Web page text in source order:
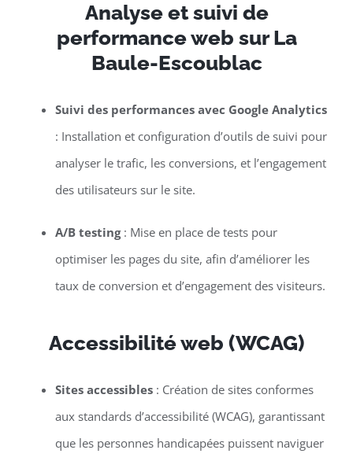
Analyse et suivi de
performance web sur La
Baule-Escoublac
Suivi des performances avec Google Analytics
: Installation et configuration d’outils de suivi pour
analyser le trafic, les conversions, et l’engagement
des utilisateurs sur le site.
A/B testing: Mise en place de tests pour
optimiser les pages du site, afin d’améliorer les
taux de conversion et d’engagement des visiteurs.
Accessibilité web (WCAG)
Sites accessibles: Création de sites conformes
aux standards d’accessibilité (WCAG), garantissant
que les personnes handicapées puissent naviguer